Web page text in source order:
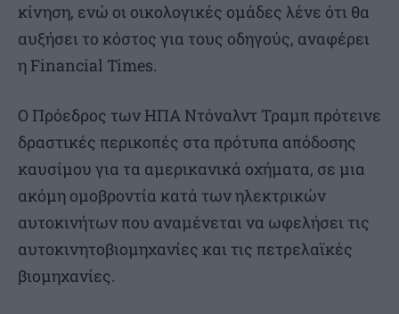
κίνηση, ενώ οι οικολογικές ομάδες λένε ότι θα
αυξήσει το κόστος για τους οδηγούς, αναφέρει
η Financial Times.
Ο Πρόεδρος των ΗΠΑ Ντόναλντ Τραμπ πρότεινε
δραστικές περικοπές στα πρότυπα απόδοσης
καυσίμου για τα αμερικανικά οχήματα, σε μια
ακόμη ομοβροντία κατά των ηλεκτρικών
αυτοκινήτων που αναμένεται να ωφελήσει τις
αυτοκινητοβιομηχανίες και τις πετρελαϊκές
βιομηχανίες.